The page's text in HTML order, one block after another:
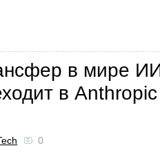
в мире
в
0